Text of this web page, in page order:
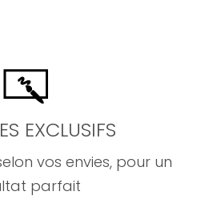
EXCLUSIFS
vos envies, pour un
parfait